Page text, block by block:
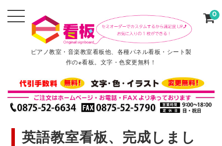
ピアノ教室・音楽教室看板他、各種パネル看板・シート製
作のe看板。文字・色変更無料！
0
英語教室看板、完成しまし